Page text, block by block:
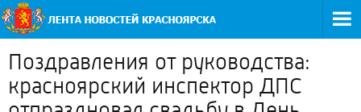
Поздравления от руководства:
красноярский инспектор ДПС